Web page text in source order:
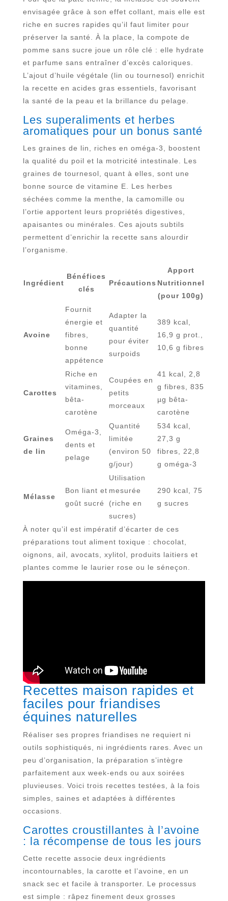
envisagée grâce à son effet collant, mais elle est
riche en sucres rapides qu’il faut limiter pour
préserver la santé. À la place, la compote de
pomme sans sucre joue un rôle clé : elle hydrate
et parfume sans entraîner d’excès caloriques.
L’ajout d’huile végétale (lin ou tournesol) enrichit
la recette en acides gras essentiels, favorisant
la santé de la peau et la brillance du pelage.
Les superaliments et herbes
aromatiques pour un bonus santé
Les graines de lin, riches en oméga-3, boostent
la qualité du poil et la motricité intestinale. Les
graines de tournesol, quant à elles, sont une
bonne source de vitamine E. Les herbes
séchées comme la menthe, la camomille ou
l’ortie apportent leurs propriétés digestives,
apaisantes ou minérales. Ces ajouts subtils
permettent d’enrichir la recette sans alourdir
l’organisme.
Ingrédient
Bénéfices
clés
Précautions
Apport
Nutritionnel
(pour 100g)
Avoine
Fournit
énergie et
fibres,
bonne
appétence
Adapter la
quantité
pour éviter
surpoids
389 kcal,
16,9 g prot.,
10,6 g fibres
Carottes
Riche en
vitamines,
bêta-
carotène
Coupées en
petits
morceaux
41 kcal, 2,8
g fibres, 835
µg bêta-
carotène
Graines
de lin
Oméga-3,
dents et
pelage
Quantité
limitée
(environ 50
g/jour)
534 kcal,
27,3 g
fibres, 22,8
g oméga-3
Mélasse
Bon liant et
goût sucré
Utilisation
mesurée
(riche en
sucres)
290 kcal, 75
g sucres
À noter qu’il est impératif d’écarter de ces
préparations tout aliment toxique : chocolat,
oignons, ail, avocats, xylitol, produits laitiers et
plantes comme le laurier rose ou le séneçon.
Recettes maison rapides et
faciles pour friandises
équines naturelles
Réaliser ses propres friandises ne requiert ni
outils sophistiqués, ni ingrédients rares. Avec un
peu d’organisation, la préparation s’intègre
parfaitement aux week-ends ou aux soirées
pluvieuses. Voici trois recettes testées, à la fois
simples, saines et adaptées à différentes
occasions.
Carottes croustillantes à l’avoine
: la récompense de tous les jours
Cette recette associe deux ingrédients
incontournables, la carotte et l’avoine, en un
snack sec et facile à transporter. Le processus
est simple : râpez finement deux grosses